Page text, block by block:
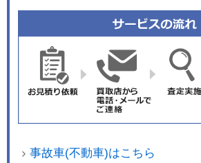
事故車(不動車)はこちら